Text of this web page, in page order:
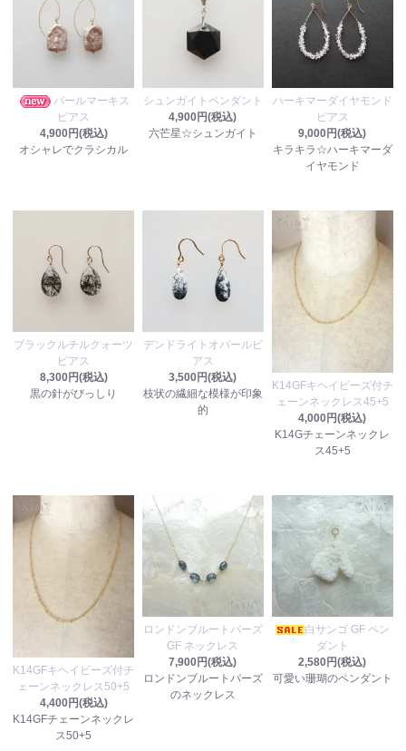
パールマーキス
ピアス
4,900円(税込)
オシャレでクラシカル
シュンガイトペンダント
4,900円(税込)
六芒星☆シュンガイト
ハーキマーダイヤモンド
ピアス
9,000円(税込)
キラキラ☆ハーキマーダ
イヤモンド
ブラックルチルクォーツ
ピアス
8,300円(税込)
黒の針がびっしり
デンドライトオパールピ
アス
3,500円(税込)
枝状の繊細な模様が印象
的
K14GFキヘイビーズ付チ
ェーンネックレス45+5
4,000円(税込)
K14Gチェーンネックレ
ス45+5
K14GFキヘイビーズ付チ
ェーンネックレス50+5
4,400円(税込)
K14GFチェーンネックレ
ス50+5
ロンドンブルートパーズ
GF ネックレス
7,900円(税込)
ロンドンブルートパーズ
のネックレス
白サンゴ GF ペン
ダント
2,580円(税込)
可愛い珊瑚のペンダント